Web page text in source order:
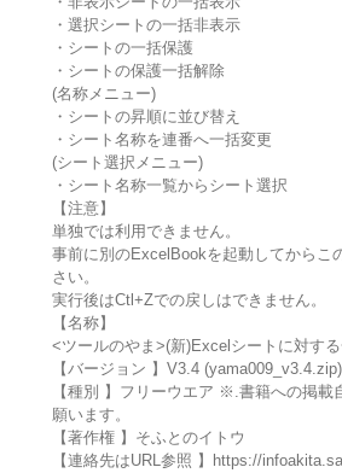
・選択シートの一括非表示
・シートの一括保護
・シートの保護一括解除
(名称メニュー)
・シートの昇順に並び替え
・シート名称を連番へ一括変更
(シート選択メニュー)
・シート名称一覧からシート選択
【注意】
単独では利用できません。
事前に別のExcelBookを起動してからこ
さい。
実行後はCtl+Zでの戻しはできません。
【名称】
<ツールのやま>(新)Excelシートに対す
【バージョン 】V3.4 (yama009_v3.4.zip)
【種別 】フリーウエア ※.書籍への掲載
願います。
【著作権 】そふとのイトウ
【連絡先はURL参照 】https://